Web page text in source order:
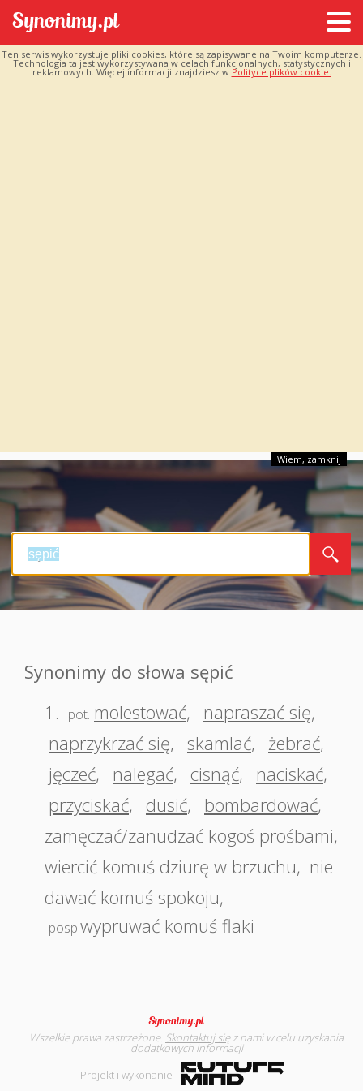
Ten serwis wykorzystuje pliki cookies, które są zapisywane na Twoim komputerze.
Technologia ta jest wykorzystywana w celach funkcjonalnych, statystycznych i
reklamowych. Więcej informacji znajdziesz w Polityce plików cookie.
Wiem, zamknij
Synonimy do słowa sępić
1.
pot. molestować, napraszać się,
naprzykrzać się, skamlać, żebrać,
jęczeć, nalegać, cisnąć, naciskać,
przyciskać, dusić, bombardować,
zamęczać/zanudzać kogoś prośbami,
wiercić komuś dziurę w brzuchu, nie
dawać komuś spokoju,
posp.wypruwać komuś flaki
Wszelkie prawa zastrzeżone. Skontaktuj sięz nami w celu uzyskania
dodatkowych informacji
Projekt i wykonanie